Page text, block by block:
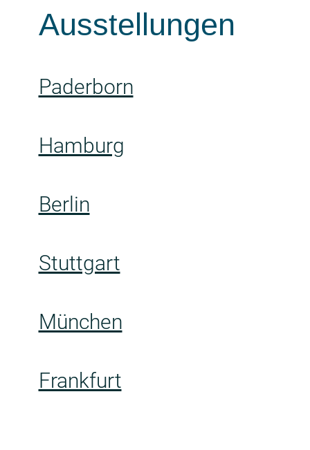
Ausstellungen
Paderborn
Hamburg
Berlin
Stuttgart
München
Frankfurt